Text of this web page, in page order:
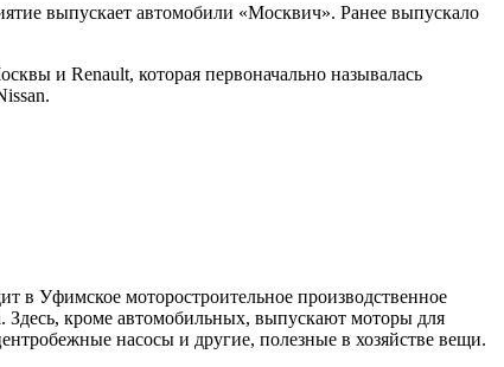
выпускает автомобили «Москвич». Ранее выпускало
и Renault, которая первоначально называлась
Уфимское моторостроительное производственное
кроме автомобильных, выпускают моторы для
насосы и другие, полезные в хозяйстве вещи.